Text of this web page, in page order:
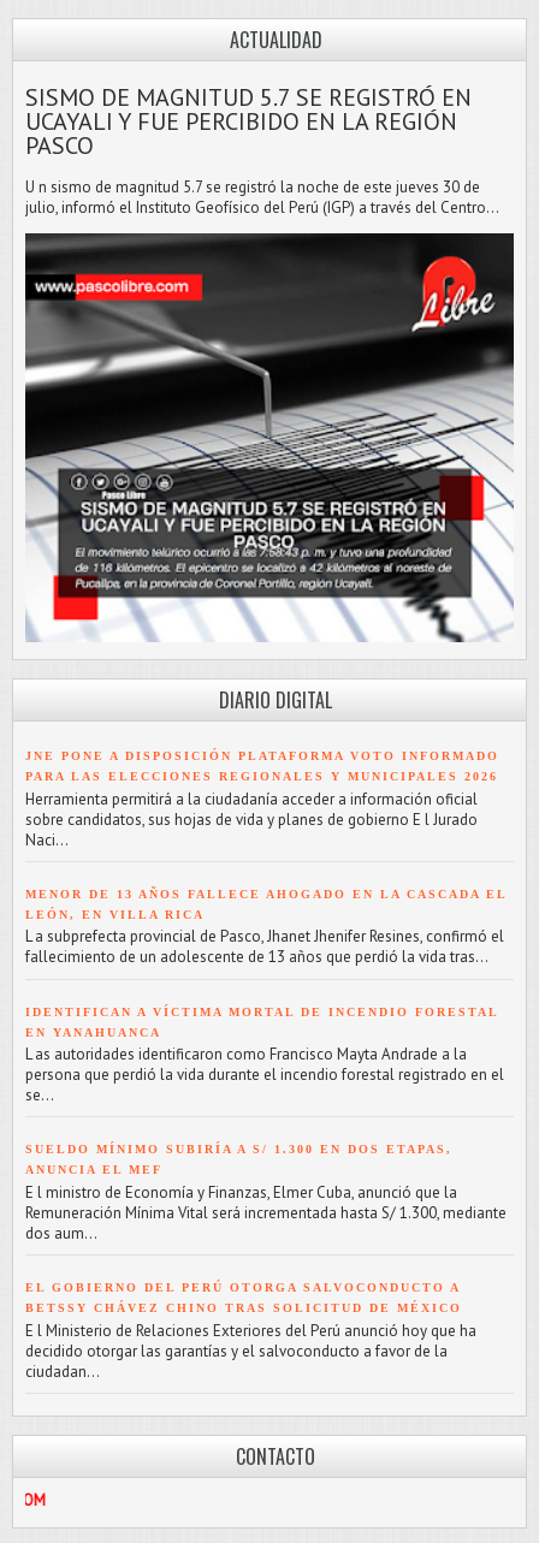
ACTUALIDAD
SISMO DE MAGNITUD 5.7 SE REGISTRÓ EN
UCAYALI Y FUE PERCIBIDO EN LA REGIÓN
PASCO
U n sismo de magnitud 5.7 se registró la noche de este jueves 30 de
julio, informó el Instituto Geofísico del Perú (IGP) a través del Centro...
DIARIO DIGITAL
JNE PONE A DISPOSICIÓN PLATAFORMA VOTO INFORMADO
PARA LAS ELECCIONES REGIONALES Y MUNICIPALES 2026
Herramienta permitirá a la ciudadanía acceder a información oficial
sobre candidatos, sus hojas de vida y planes de gobierno E l Jurado
Naci...
MENOR DE 13 AÑOS FALLECE AHOGADO EN LA CASCADA EL
LEÓN, EN VILLA RICA
L a subprefecta provincial de Pasco, Jhanet Jhenifer Resines, confirmó el
fallecimiento de un adolescente de 13 años que perdió la vida tras...
IDENTIFICAN A VÍCTIMA MORTAL DE INCENDIO FORESTAL
EN YANAHUANCA
L as autoridades identificaron como Francisco Mayta Andrade a la
persona que perdió la vida durante el incendio forestal registrado en el
se...
SUELDO MÍNIMO SUBIRÍA A S/ 1.300 EN DOS ETAPAS,
ANUNCIA EL MEF
E l ministro de Economía y Finanzas, Elmer Cuba, anunció que la
Remuneración Mínima Vital será incrementada hasta S/ 1.300, mediante
dos aum...
EL GOBIERNO DEL PERÚ OTORGA SALVOCONDUCTO A
BETSSY CHÁVEZ CHINO TRAS SOLICITUD DE MÉXICO
E l Ministerio de Relaciones Exteriores del Perú anunció hoy que ha
decidido otorgar las garantías y el salvoconducto a favor de la
ciudadan...
CONTACTO